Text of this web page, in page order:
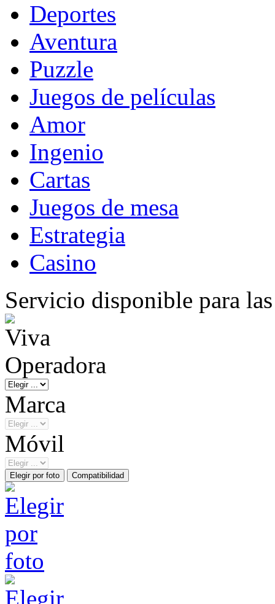
Deportes
Aventura
Puzzle
Juegos de películas
Amor
Ingenio
Cartas
Juegos de mesa
Estrategia
Casino
Servicio disponible para
Operadora
Marca
Móvil